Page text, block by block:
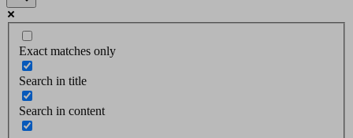
Exact matches only
Search in title
Search in content